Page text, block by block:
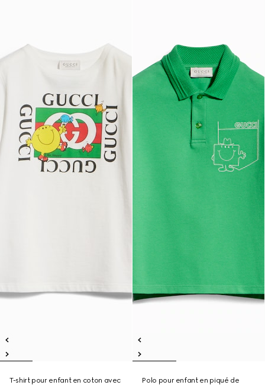
T-shirt pour enfant en coton avec
Polo pour enfant en piqué de